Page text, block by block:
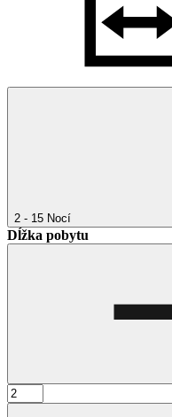
2 - 15 Nocí
Dĺžka pobytu